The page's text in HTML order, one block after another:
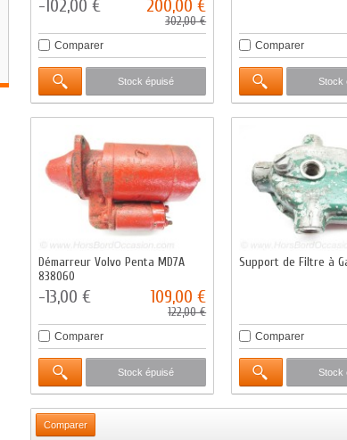
-102,00 € 200,00 €
302,00 €
Comparer
Stock épuisé
Comparer
Stock
Démarreur Volvo Penta MD7A
838060
-13,00 € 109,00 €
122,00 €
Comparer
Stock épuisé
Support de Filtre à
Comparer
Stock